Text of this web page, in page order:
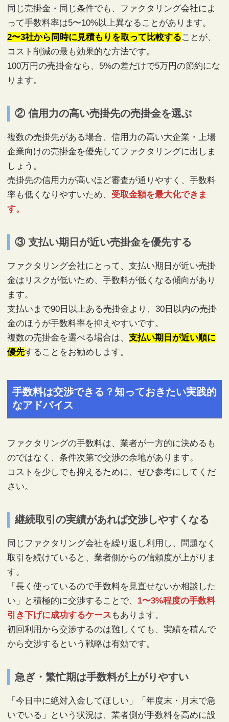
同じ売掛金・同じ条件でも、ファクタリング会社によ
って手数料率は5〜10%以上異なることがあります。
2〜3社から同時に見積もりを取って比較することが、
コスト削減の最も効果的な方法です。
100万円の売掛金なら、5%の差だけで5万円の節約にな
ります。
② 信用力の高い売掛先の売掛金を選ぶ
複数の売掛先がある場合、信用力の高い大企業・上場
企業向けの売掛金を優先してファクタリングに出しま
しょう。
売掛先の信用力が高いほど審査が通りやすく、手数料
率も低くなりやすいため、 受取金額を最大化できま
す。
③ 支払い期日が近い売掛金を優先する
ファクタリング会社にとって、支払い期日が近い売掛
金はリスクが低いため、手数料が低くなる傾向があり
ます。
支払いまで90日以上ある売掛金より、30日以内の売掛
金のほうが手数料率を抑えやすいです。
複数の売掛金を選べる場合は、 支払い期日が近い順に
優先することをお勧めします。
手数料は交渉できる？知っておきたい実践的
なアドバイス
ファクタリングの手数料は、業者が一方的に決めるも
のではなく、条件次第で交渉の余地があります。
コストを少しでも抑えるために、ぜひ参考にしてくだ
さい。
継続取引の実績があれば交渉しやすくなる
同じファクタリング会社を繰り返し利用し、問題なく
取引を続けていると、業者側からの信頼度が上がりま
す。
「長く使っているので手数料を見直せないか相談した
い」と積極的に交渉することで、 1〜3%程度の手数料
引き下げに成功するケース もあります。
初回利用から交渉するのは難しくても、実績を積んで
から交渉するという戦略は有効です。
急ぎ・繁忙期は手数料が上がりやすい
「今日中に絶対入金してほしい」「年度末・月末で急
いでいる」という状況は、業者側が手数料を高めに設